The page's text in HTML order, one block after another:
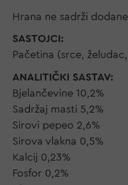
Hrana ne sadrži
SASTOJCI:
Pačetina (srce,
ANALITIČKI SASTAV:
Bjelančevine 10,2%
Sadržaj masti 5,2%
Sirovi pepeo 2,6%
Sirova vlakna 0,5%
Kalcij 0,23%
Fosfor 0,2%